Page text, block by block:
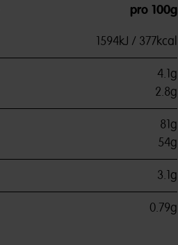
pro 100g
1594kJ / 377kcal
4.1g
2.8g
81g
54g
3.1g
0.79g